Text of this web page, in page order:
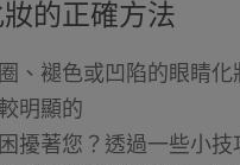
的正確方法
、褪色或凹陷的眼睛化
明顯的
擾著您？透過一些小技